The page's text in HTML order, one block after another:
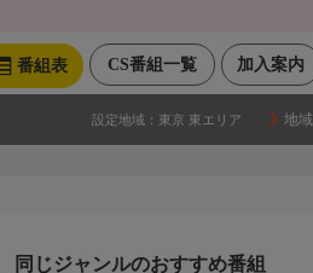
加入案内
CS番組一覧
番組表
設定地域： 東京 東エリア 地
同じジャンルのおすすめ番組